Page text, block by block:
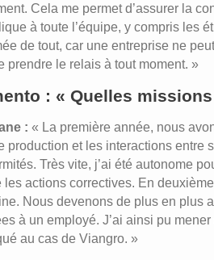
Cela me permet d’assurer la
à toute l’équipe, y compris les
de tout, car une entreprise ne
prendre le relais à tout moment. »
: « Quelles
: « La première année, nous
production et les interactions entre
Très vite, j’ai été autonome
les actions correctives. En
Nous devenons de plus en plus
à un employé. J’ai ainsi pu
au cas de Viangro. »